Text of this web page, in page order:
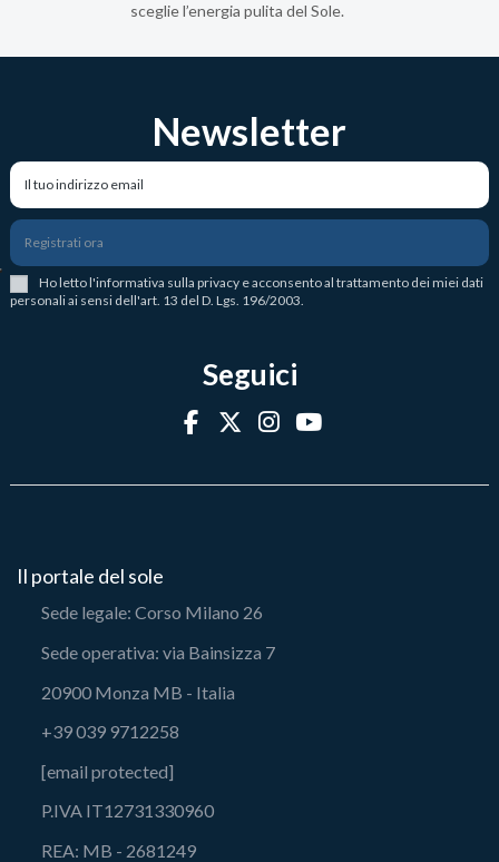
sceglie l’energia pulita del Sole.
Newsletter
Registrati ora
Ho letto l'informativa sulla privacy e acconsento al trattamento dei miei dati
personali ai sensi dell'art. 13 del D. Lgs. 196/2003.
Seguici
Il portale del sole
Sede legale: Corso Milano 26
Sede operativa: via Bainsizza 7
20900 Monza MB - Italia
+39 039 9712258
[email protected]
P.IVA IT12731330960
REA: MB - 2681249